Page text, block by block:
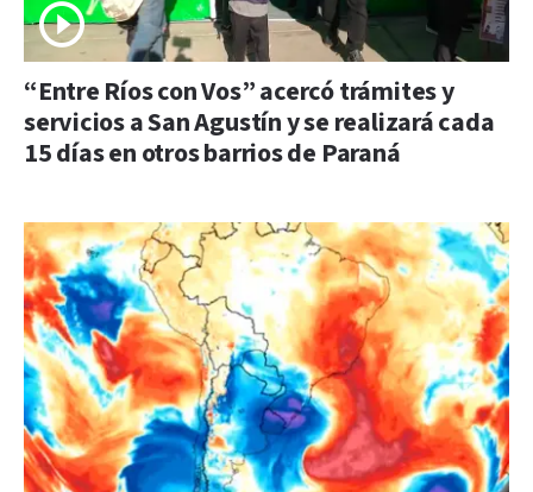
“Entre Ríos con Vos” acercó trámites y
servicios a San Agustín y se realizará cada
15 días en otros barrios de Paraná